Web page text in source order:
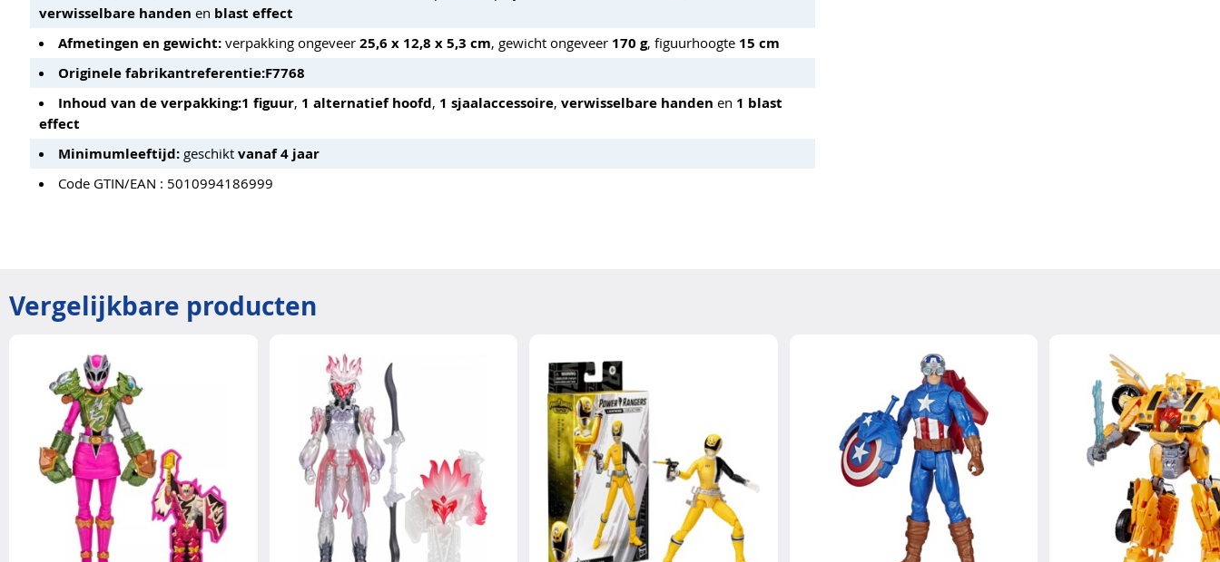
verwisselbare handen en blast effect
Afmetingen en gewicht: verpakking ongeveer 25,6 x 12,8 x 5,3 cm, gewicht ongeveer 170 g, figuurhoogte 15 cm
Originele fabrikantreferentie:F7768
Inhoud van de verpakking:1 figuur, 1 alternatief hoofd, 1 sjaalaccessoire, verwisselbare handen en 1 blast
effect
Minimumleeftijd: geschikt vanaf 4 jaar
Code GTIN/EAN : 5010994186999
Vergelijkbare producten